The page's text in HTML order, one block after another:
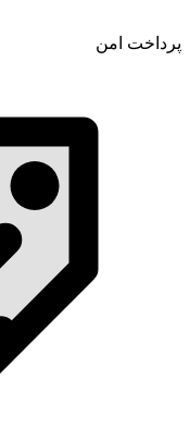
پرداخت امن